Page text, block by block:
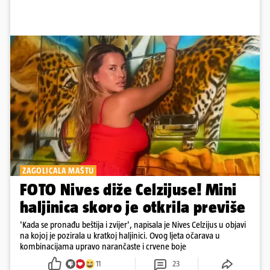
ZAGOLICALA MAŠTU
FOTO Nives diže Celzijuse! Mini
haljinica skoro je otkrila previše
'Kada se pronađu beštija i zvijer', napisala je Nives Celzijus u objavi
na kojoj je pozirala u kratkoj haljinici. Ovog ljeta očarava u
kombinacijama upravo narančaste i crvene boje
11 23